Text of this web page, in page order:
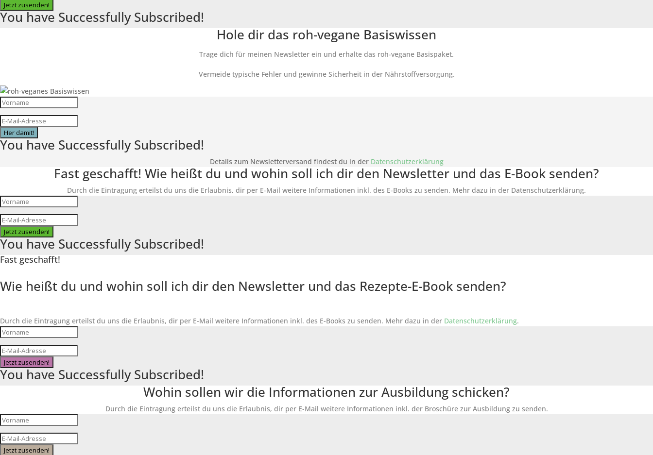
Jetzt zusenden!
You have Successfully Subscribed!
Hole dir das roh-vegane Basiswissen
Trage dich für meinen Newsletter ein und erhalte das roh-vegane Basispaket.
Vermeide typische Fehler und gewinne Sicherheit in der Nährstoffversorgung.
Her damit!
You have Successfully Subscribed!
Details zum Newsletterversand findest du in der Datenschutzerklärung
Fast geschafft! Wie heißt du und wohin soll ich dir den Newsletter und das E-Book senden?
Durch die Eintragung erteilst du uns die Erlaubnis, dir per E-Mail weitere Informationen inkl. des E-Books zu senden. Mehr dazu in der Datenschutzerklärung.
Jetzt zusenden!
You have Successfully Subscribed!
Fast geschafft!
Wie heißt du und wohin soll ich dir den Newsletter und das Rezepte-E-Book senden?
Durch die Eintragung erteilst du uns die Erlaubnis, dir per E-Mail weitere Informationen inkl. des E-Books zu senden. Mehr dazu in der Datenschutzerklärung.
Jetzt zusenden!
You have Successfully Subscribed!
Wohin sollen wir die Informationen zur Ausbildung schicken?
Durch die Eintragung erteilst du uns die Erlaubnis, dir per E-Mail weitere Informationen inkl. der Broschüre zur Ausbildung zu senden.
Jetzt zusenden!